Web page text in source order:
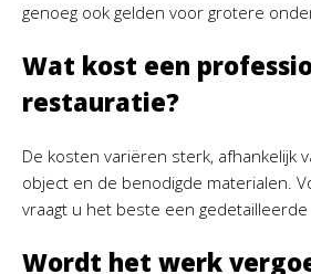
genoeg ook gelden voor grotere
Wat kost een
restauratie?
De kosten variëren sterk, afhankelijk
object en de benodigde materialen.
vraagt u het beste een
Wordt het werk